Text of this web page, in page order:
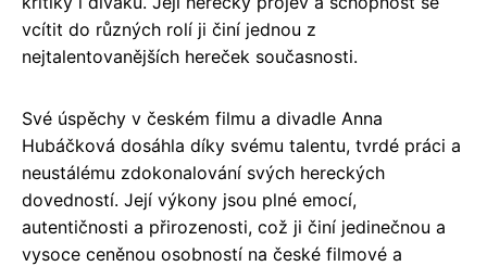
vcítit do různých rolí ji činí jednou z
nejtalentovanějších hereček současnosti.
Své úspěchy v českém filmu a divadle Anna
Hubáčková dosáhla díky svému talentu, tvrdé práci a
neustálému zdokonalování svých hereckých
dovedností. Její výkony jsou plné emocí,
autentičnosti a přirozenosti, což ji činí jedinečnou a
vysoce ceněnou osobností na české filmové a